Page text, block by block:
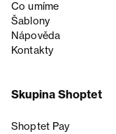
Co umíme
Šablony
Nápověda
Kontakty
Skupina Shoptet
Shoptet Pay